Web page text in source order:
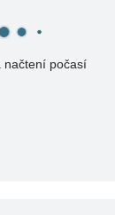
načtení počasí